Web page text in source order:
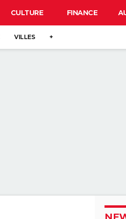
CULTURE FINANCE
VILLES +